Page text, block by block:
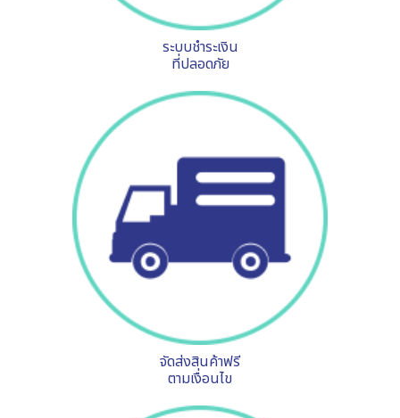
ระบบชำระเงิน
ที่ปลอดภัย
จัดส่งสินค้าฟรี
ตามเงื่อนไข